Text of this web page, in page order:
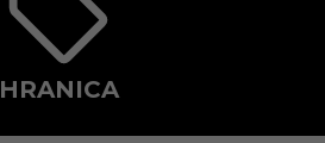
HRANICA